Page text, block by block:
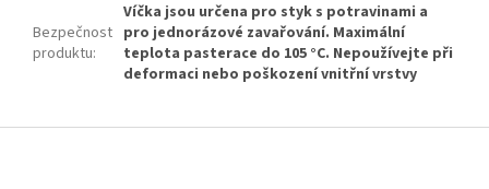
Bezpečnost
produktu:
Víčka jsou určena pro styk s potravinami a
pro jednorázové zavařování. Maximální
teplota pasterace do 105 °C. Nepoužívejte při
deformaci nebo poškození vnitřní vrstvy